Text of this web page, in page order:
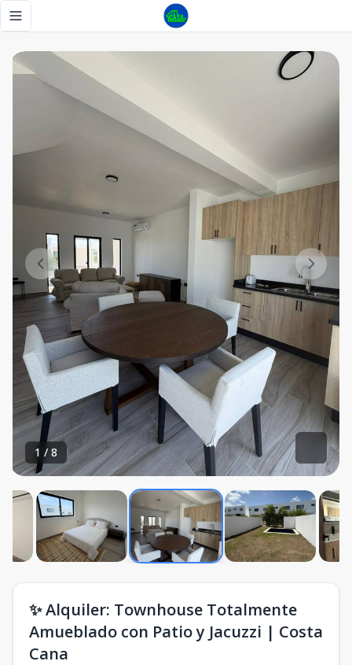
Toggle navigation menu
1 / 8
✨ Alquiler: Townhouse Totalmente
Amueblado con Patio y Jacuzzi | Costa
Cana
✨ Alquiler: Townhouse Totalmente Amueblado con Patio y